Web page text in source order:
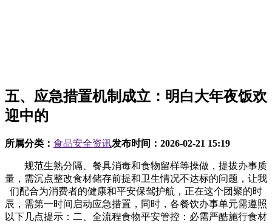
五、应急措置机制成立：明白大年夜饭欢
迎中的
所属分类： 食品安全资讯发布时间： 2026-02-21 15:19
规范生熟分隔、餐具消毒和食物留样等操做，提拔办事质
量，需沉点整改食材储存前提和卫生情况不达标的问题，让我
们配合为消费者的健康和平安保驾护航，正在这个团聚的时
辰，需第一时间启动应急措置，同时，各餐饮办事单元需遵照
以下几点提示：二、全流程食物平安管控：必需严酷施行食材